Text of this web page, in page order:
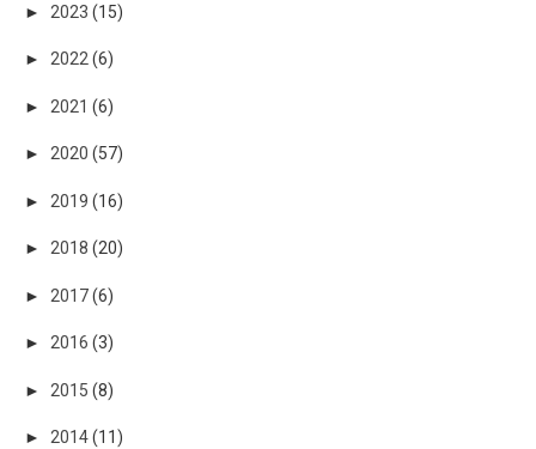
► 2023(15)
► 2022(6)
► 2021(6)
► 2020(57)
► 2019(16)
► 2018(20)
► 2017(6)
► 2016(3)
► 2015(8)
► 2014(11)